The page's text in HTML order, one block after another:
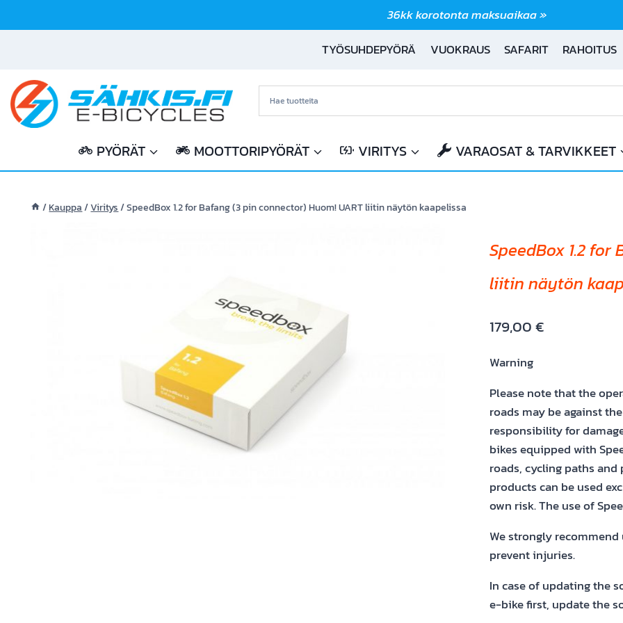
sisältöön
36kk korotonta maksuaikaa »
TYÖSUHDEPYÖRÄ
VUOKRAUS SAFARIT RAHOITUS
PYÖRÄT MOOTTORIPYÖRÄT VIRITYS VARAOSAT & TARVIKKEET
/Kauppa /Viritys /SpeedBox 1.2 for Bafang (3 pin connector) Huom! UART liitin näytön kaapelissa
SpeedBox 1.2
liitin näytön
179,00€
Warning
Please note that the
roads may be against
responsibility for
bikes equipped with
roads, cycling paths
products can be used
own risk. The use of
We strongly
prevent injuries.
In case of updating the
e-bike first, update the